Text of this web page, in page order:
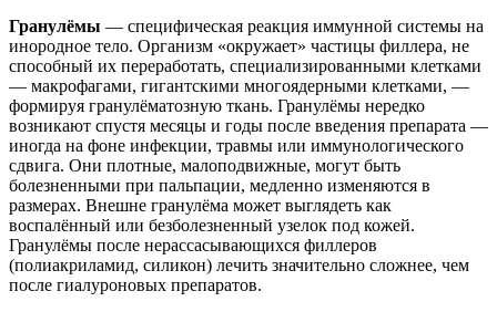
Гранулёмы — специфическая реакция иммунной системы на
инородное тело. Организм «окружает» частицы филлера, не
способный их переработать, специализированными клетками
— макрофагами, гигантскими многоядерными клетками, —
формируя гранулёматозную ткань. Гранулёмы нередко
возникают спустя месяцы и годы после введения препарата —
иногда на фоне инфекции, травмы или иммунологического
сдвига. Они плотные, малоподвижные, могут быть
болезненными при пальпации, медленно изменяются в
размерах. Внешне гранулёма может выглядеть как
воспалённый или безболезненный узелок под кожей.
Гранулёмы после нерассасывающихся филлеров
(полиакриламид, силикон) лечить значительно сложнее, чем
после гиалуроновых препаратов.